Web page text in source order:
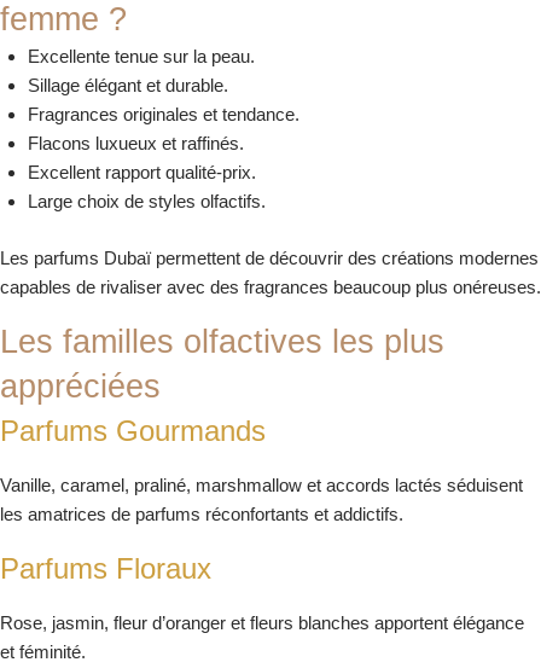
femme ?
Excellente tenue sur la peau.
Sillage élégant et durable.
Fragrances originales et tendance.
Flacons luxueux et raffinés.
Excellent rapport qualité-prix.
Large choix de styles olfactifs.
Les parfums Dubaï permettent de découvrir des créations modernes
capables de rivaliser avec des fragrances beaucoup plus onéreuses.
Les familles olfactives les plus
appréciées
Parfums Gourmands
Vanille, caramel, praliné, marshmallow et accords lactés séduisent
les amatrices de parfums réconfortants et addictifs.
Parfums Floraux
Rose, jasmin, fleur d’oranger et fleurs blanches apportent élégance
et féminité.